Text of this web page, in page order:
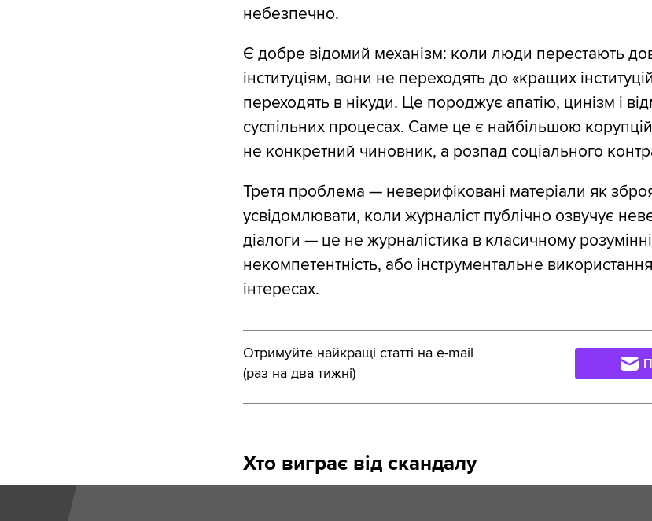
небезпечно.
Є добре відомий механізм: коли люди перестають
інституціям, вони не переходять до «кращих
переходять в нікуди. Це породжує апатію, цинізм і
суспільних процесах. Саме це є найбільшою
не конкретний чиновник, а розпад соціального
Третя проблема — неверифіковані матеріали як
усвідомлювати, коли журналіст публічно озвучує
діалоги — це не журналістика в класичному
некомпетентність, або інструментальне
інтересах.
Отримуйте найкращі статті на e-mail
(раз на два тижні)
Хто виграє від скандалу